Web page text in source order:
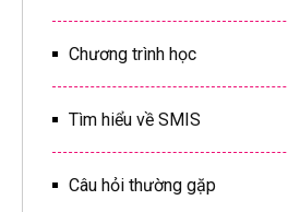
Chương trình học
Tìm hiểu về SMIS
Câu hỏi thường gặp